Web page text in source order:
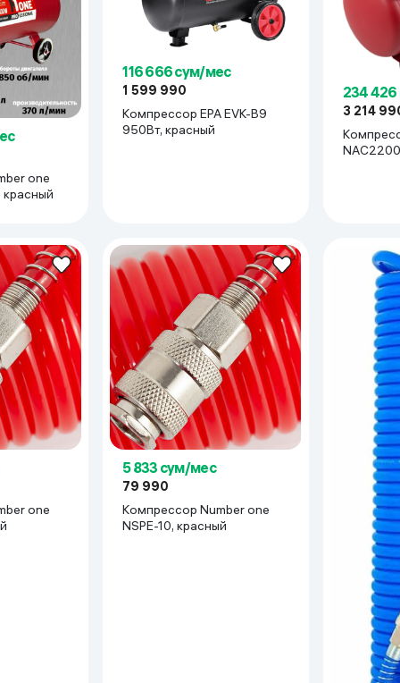
реальности
производстве и домашнем хозяйстве
и полупрофессиональных работах.
one
116 666 сум/мес
1 599 990
Компрессор EPA EVK-B9
950Вт, красный
234
3 214
one
5 833 сум/мес
79 990
Компрессор Number one
NSPE-10, красный